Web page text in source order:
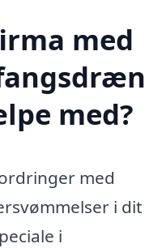
med
med?
med
i dit
i